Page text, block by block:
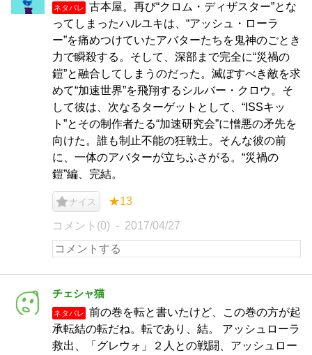
ネタバレ
古本屋。再び“クロム・ディザスター”とな
ってしまったハルユキは、“アッシュ・ローラ
ー”を痛めつけていたアバターたちを鬼神のごとき
力で瞬殺する。そして、深部まで完全に“災禍の
鎧”と融合してしまうのだった。滅ぼすべき敵を求
めて“加速世界”を飛翔するシルバー・クロウ。そ
して彼は、次なるターゲットとして、“ISSキッ
ト”とその制作者たる“加速研究会”に憎悪の矛先を
向けた。誰も制止不能の狂戦士。そんな彼の前
に、一体のアバターが立ちふさがる。“災禍の
鎧”編、完結。
ナイス ★13
コメント(0) 2017/04/27
チェシャ猫
ネタバレ
前の巻を転と書いたけど、この巻の方が起
承転結の転だね。転であり、結。 アッシュローラ
救出、「グレウォ」２人との戦闘、アッシュロー